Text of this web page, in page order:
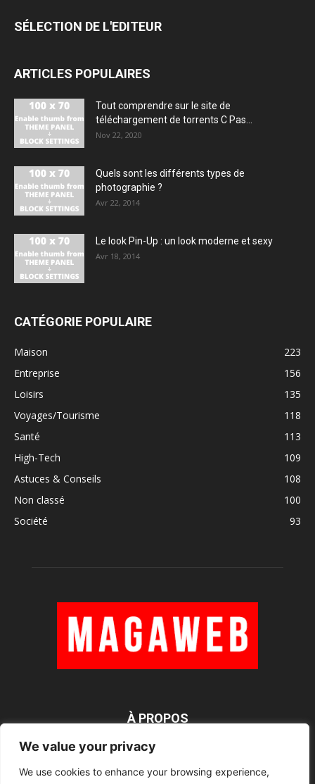
We value your privacy
We use cookies to enhance your browsing experience,
SÉLECTION DE L'EDITEUR
ARTICLES POPULAIRES
Tout comprendre sur le site de
téléchargement de torrents C Pas...
Nov 22, 2020
Quels sont les différents types de
photographie ?
Avr 22, 2014
Le look Pin-Up : un look moderne et sexy
Avr 18, 2014
CATÉGORIE POPULAIRE
Maison
223
Entreprise
156
Loisirs
135
Voyages/Tourisme
118
Santé
113
High-Tech
109
Astuces & Conseils
108
Non classé
100
Société
93
À PROPOS
SUIVEZ NOUS